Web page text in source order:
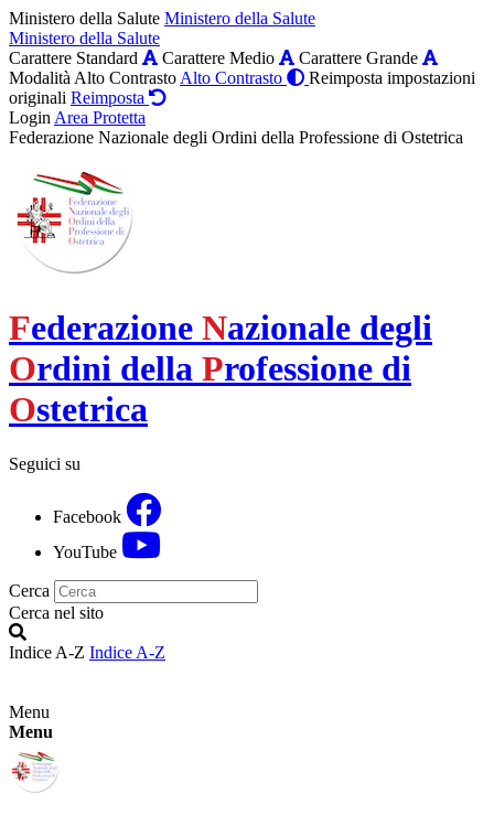
Ministero della Salute Ministero della Salute
Ministero della Salute
Carattere Standard
Carattere Medio
Carattere Grande
Modalità Alto Contrasto Alto Contrasto
Reimposta impostazioni
originali Reimposta
Login Area Protetta
Federazione Nazionale degli Ordini della Professione di Ostetrica
Federazione Nazionale degli
Ordini della Professione di
Ostetrica
Seguici su
Facebook
YouTube
Cerca
Cerca nel sito
Indice A-Z Indice A-Z
Menu
Menu